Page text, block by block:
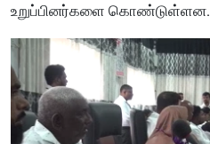
உறுப்பினர்களை கொண்டுள்ளன.